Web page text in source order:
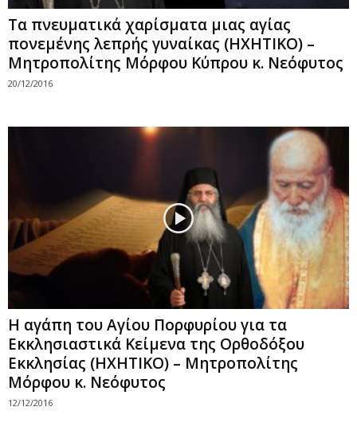
Τα πνευματικά χαρίσματα μιας αγίας
πονεμένης λεπρής γυναίκας (ΗΧΗΤΙΚΟ) –
Μητροπολίτης Μόρφου Κύπρου κ. Νεόφυτος
20/12/2016
Η αγάπη του Αγίου Πορφυρίου για τα
Εκκλησιαστικά Κείμενα της Ορθοδόξου
Εκκλησίας (ΗΧΗΤΙΚΟ) – Μητροπολίτης
Μόρφου κ. Νεόφυτος
12/12/2016